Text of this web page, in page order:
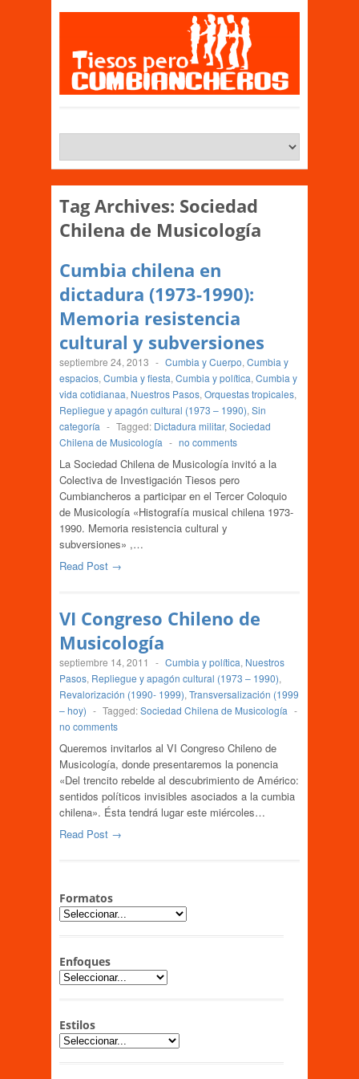
Tag Archives: Sociedad
Chilena de Musicología
Cumbia chilena en
dictadura (1973-1990):
Memoria resistencia
cultural y subversiones
septiembre 24, 2013 - Cumbia y Cuerpo, Cumbia y
espacios, Cumbia y fiesta, Cumbia y política, Cumbia y
vida cotidianaa, Nuestros Pasos, Orquestas tropicales,
Repliegue y apagón cultural (1973 – 1990), Sin
categoría - Tagged: Dictadura militar, Sociedad
Chilena de Musicología - no comments
La Sociedad Chilena de Musicología invitó a la
Colectiva de Investigación Tiesos pero
Cumbiancheros a participar en el Tercer Coloquio
de Musicología «Histografía musical chilena 1973-
1990. Memoria resistencia cultural y
subversiones» ,…
Read Post →
VI Congreso Chileno de
Musicología
septiembre 14, 2011 - Cumbia y política, Nuestros
Pasos, Repliegue y apagón cultural (1973 – 1990),
Revalorización (1990- 1999), Transversalización (1999
– hoy) - Tagged:Sociedad Chilena de Musicología -
no comments
Queremos invitarlos al VI Congreso Chileno de
Musicología, donde presentaremos la ponencia
«Del trencito rebelde al descubrimiento de Américo:
sentidos políticos invisibles asociados a la cumbia
chilena». Ésta tendrá lugar este miércoles…
Read Post →
Formatos
Enfoques
Estilos